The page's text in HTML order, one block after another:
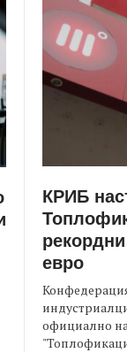
КРИБ
евро
официално